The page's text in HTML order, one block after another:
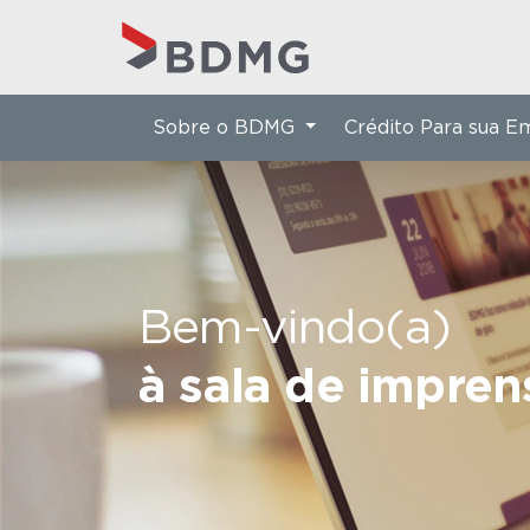
Bem-vindo(a)
à sala de
Sobre o BDMG Crédito Para sua